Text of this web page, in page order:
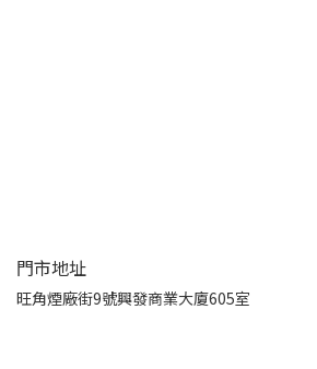
門市地址
旺角煙廠街9號興發商業大廈605室